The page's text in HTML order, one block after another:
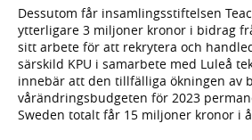
Dessutom får insamlingsstiftelsen
ytterligare 3 miljoner kronor i bidrag
sitt arbete för att rekrytera och
särskild KPU i samarbete med Luleå
innebär att den tillfälliga ökningen av
vårändringsbudgeten för 2023
Sweden totalt får 15 miljoner kronor i